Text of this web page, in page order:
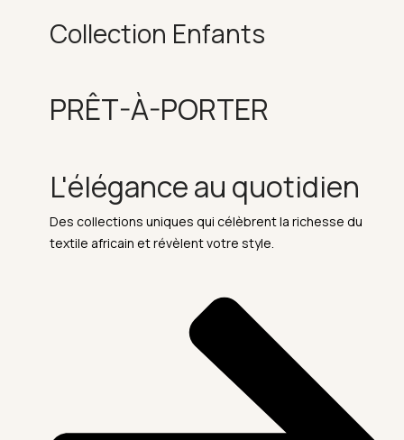
Collection Enfants
PRÊT-À-PORTER
L'élégance au quotidien
Des collections uniques qui célèbrent la richesse du
textile africain et révèlent votre style.